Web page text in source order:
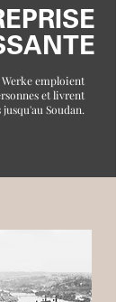
emploient
et livrent
Soudan.